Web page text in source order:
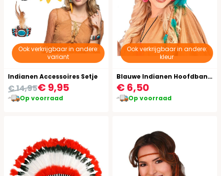
Ook verkrijgbaar in andere:
variant
Indianen Accessoires Setje
€ 9,95
€ 14,95
Op voorraad
Ook verkrijgbaar in andere:
kleur
Blauwe Indianen Hoofdband met Veertjes
€ 6,50
Op voorraad